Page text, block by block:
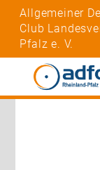
Allgemeiner
Club
Pfalz e. V.